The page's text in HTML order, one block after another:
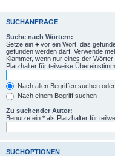
SUCHANFRAGE
Suche nach Wörtern:
Setze ein + vor ein Wort, das
gefunden werden darf. Verwende
Klammer, wenn nur eines der
Platzhalter für teilweise
Nach allen Begriffen suchen
Nach einem Begriff suchen
Zu suchender Autor:
Benutze ein * als Platzhalter für
SUCHOPTIONEN